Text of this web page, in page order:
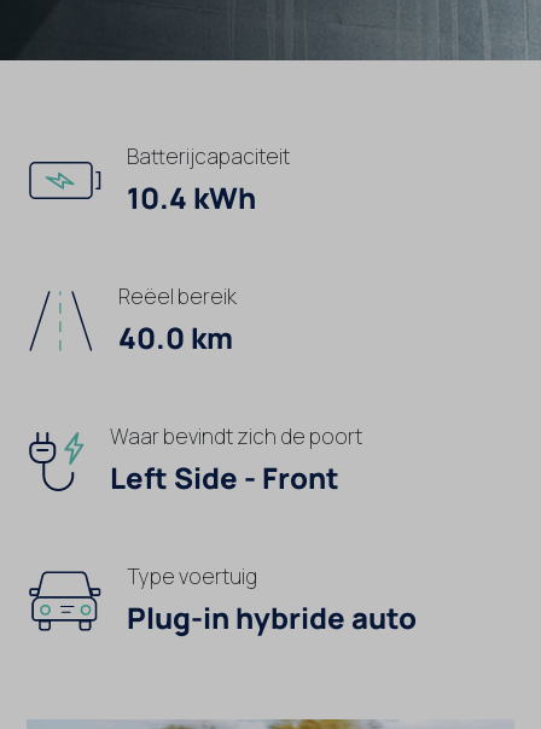
Batterijcapaciteit
10.4 kWh
Reëel bereik
40.0 km
Waar bevindt zich de poort
Left Side - Front
Type voertuig
Plug-in hybride auto